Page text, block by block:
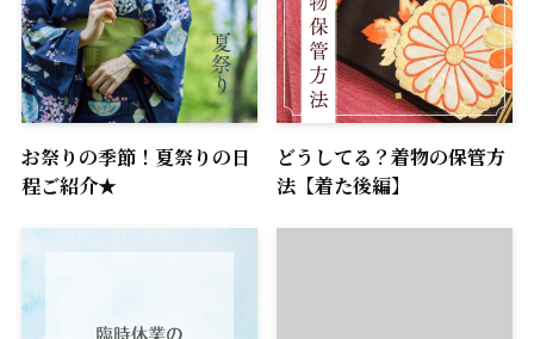
お祭りの季節！夏祭りの日
程ご紹介★
どうしてる？着物の保管方
法【着た後編】